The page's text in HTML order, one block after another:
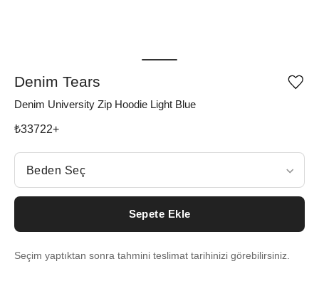
Denim Tears
Denim University Zip Hoodie Light Blue
₺33722+
Beden Seç
Beden Seç
Sepete Ekle
Seçim yaptıktan sonra tahmini teslimat tarihinizi görebilirsiniz.